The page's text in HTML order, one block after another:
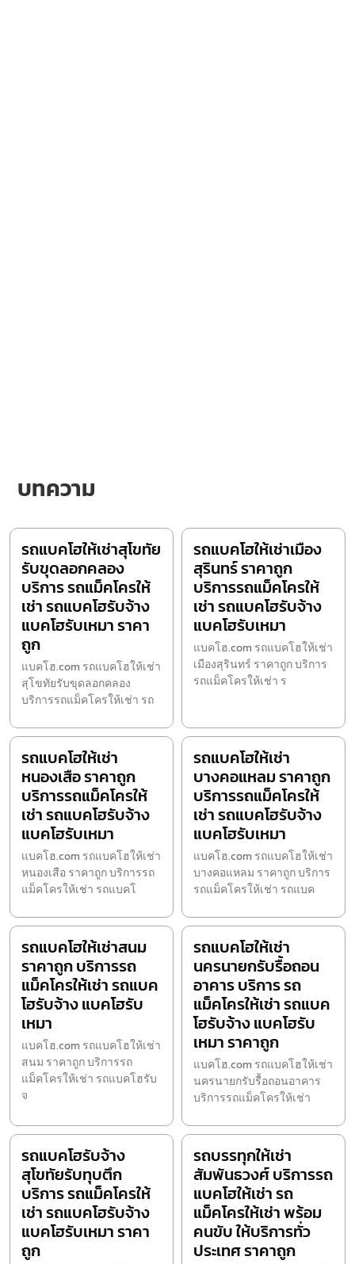
บทความ
รถแบคโฮให้เช่าสุโขทัย
รับขุดลอกคลอง
บริการ รถแม็คโครให้
เช่า รถแบคโฮรับจ้าง
แบคโฮรับเหมา ราคา
ถูก
แบคโฮ.com รถแบคโฮให้เช่า
สุโขทัยรับขุดลอกคลอง
บริการรถแม็คโครให้เช่า รถ
รถแบคโฮให้เช่าเมือง
สุรินทร์ ราคาถูก
บริการรถแม็คโครให้
เช่า รถแบคโฮรับจ้าง
แบคโฮรับเหมา
แบคโฮ.com รถแบคโฮให้เช่า
เมืองสุรินทร์ ราคาถูก บริการ
รถแม็คโครให้เช่า ร
รถแบคโฮให้เช่า
หนองเสือ ราคาถูก
บริการรถแม็คโครให้
เช่า รถแบคโฮรับจ้าง
แบคโฮรับเหมา
แบคโฮ.com รถแบคโฮให้เช่า
หนองเสือ ราคาถูก บริการรถ
แม็คโครให้เช่า รถแบคโ
รถแบคโฮให้เช่า
บางคอแหลม ราคาถูก
บริการรถแม็คโครให้
เช่า รถแบคโฮรับจ้าง
แบคโฮรับเหมา
แบคโฮ.com รถแบคโฮให้เช่า
บางคอแหลม ราคาถูก บริการ
รถแม็คโครให้เช่า รถแบค
รถแบคโฮให้เช่าสนม
ราคาถูก บริการรถ
แม็คโครให้เช่า รถแบค
โฮรับจ้าง แบคโฮรับ
เหมา
แบคโฮ.com รถแบคโฮให้เช่า
สนม ราคาถูก บริการรถ
แม็คโครให้เช่า รถแบคโฮรับ
จ
รถแบคโฮให้เช่า
นครนายกรับรื้อถอน
อาคาร บริการ รถ
แม็คโครให้เช่า รถแบค
โฮรับจ้าง แบคโฮรับ
เหมา ราคาถูก
แบคโฮ.com รถแบคโฮให้เช่า
นครนายกรับรื้อถอนอาคาร
บริการรถแม็คโครให้เช่า
รถแบคโฮรับจ้าง
สุโขทัยรับทุบตึก
บริการ รถแม็คโครให้
เช่า รถแบคโฮรับจ้าง
แบคโฮรับเหมา ราคา
ถูก
รถบรรทุกให้เช่า
สัมพันธวงศ์ บริการรถ
แบคโฮให้เช่า รถ
แม็คโครให้เช่า พร้อม
คนขับ ให้บริการทั่ว
ประเทศ ราคาถูก